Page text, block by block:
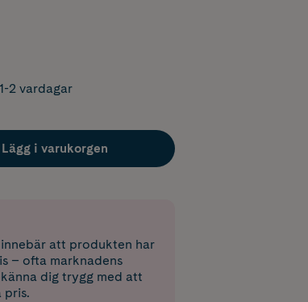
2 vardagar
Lägg i varukorgen
att produkten har
– ofta marknadens
dig trygg med att
pris.